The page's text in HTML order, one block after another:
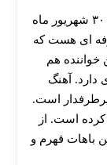
متولد ۳۰ شهریور ماه
حرفه ای هست که
هم
دارد. آهنگ
پرطرفدار است.
خود را از سال ۱۳۸۲ آغاز کرده است. از
باهات قهرم و